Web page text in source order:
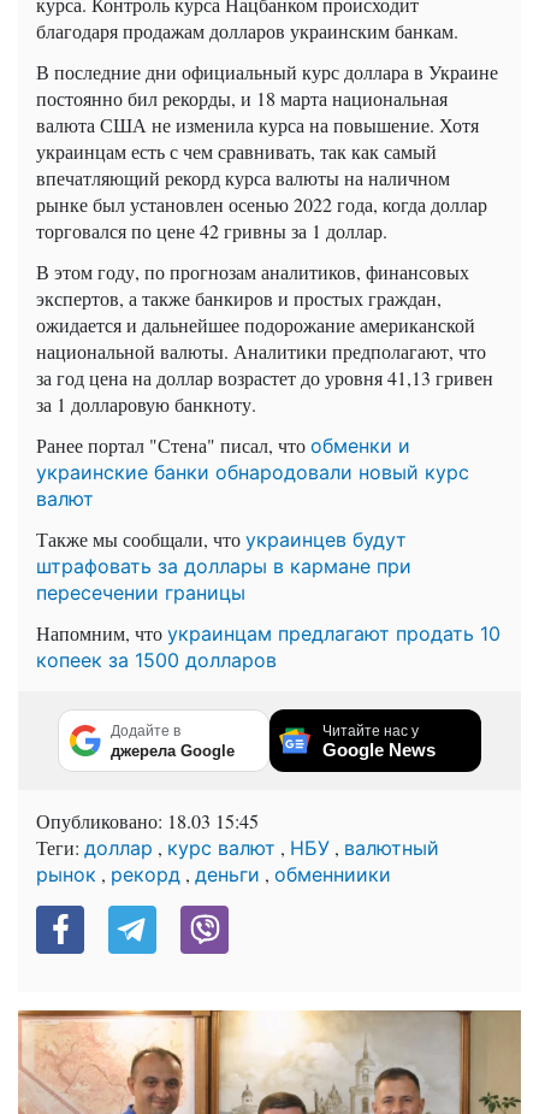
благодаря продажам долларов украинским банкам.
В последние дни официальный курс доллара в Украине
постоянно бил рекорды, и 18 марта национальная
валюта США не изменила курса на повышение. Хотя
украинцам есть с чем сравнивать, так как самый
впечатляющий рекорд курса валюты на наличном
рынке был установлен осенью 2022 года, когда доллар
торговался по цене 42 гривны за 1 доллар.
В этом году, по прогнозам аналитиков, финансовых
экспертов, а также банкиров и простых граждан,
ожидается и дальнейшее подорожание американской
национальной валюты. Аналитики предполагают, что
за год цена на доллар возрастет до уровня 41,13 гривен
за 1 долларовую банкноту.
Ранее портал "Стена" писал, что обменки и
украинские банки обнародовали новый курс
валют
Также мы сообщали, что украинцев будут
штрафовать за доллары в кармане при
пересечении границы
Напомним, что украинцам предлагают продать 10
копеек за 1500 долларов
Додайте в
джерела Google
Читайте нас у
Google News
Опубликовано: 18.03 15:45
Теги: доллар , курс валют , НБУ , валютный
рынок , рекорд , деньги , обменниики